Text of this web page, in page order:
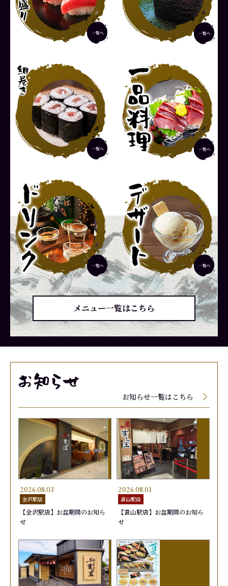
メニュー一覧はこちら
メニューに関しましては、季節、天候によって入
荷していない場合、品質保持の為店頭にて値段が
変動する場合がございます。
165円
165円
メニューに関しましては、季節、天候によって入
荷していない場合、品質保持の為店頭にて値段が
変動する場合がございます。
220円
220円
メニューに関しましては、季節、天候によって入
荷していない場合、品質保持の為店頭にて値段が
変動する場合がございます。
165円
165円
お知らせ一覧はこちら
2026.08.03
金沢駅店
【金沢駅店】お盆期間のお知ら
せ
2026.08.01
富山駅店
【富山駅店】お盆期間のお知ら
せ